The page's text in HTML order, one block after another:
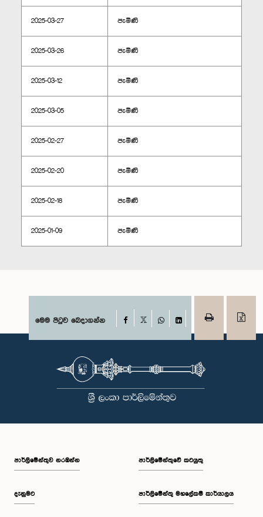
2025-03-27 පැමිණි
2025-03-26 පැමිණි
2025-03-12 පැමිණි
2025-03-05 පැමිණි
2025-02-27 පැමිණි
2025-02-20 පැමිණි
2025-02-18 පැමිණි
2025-01-09 පැමිණි
මෙම පිටුව බෙදාගන්න Facebook
WhatsAppLinkedIn
පාර්ලි‌මේන්තුව නරඹන්න
දැනුමට
පාර්ලිමේන්තුවේ කටයුතු
පාර්ලිමේන්තු මහලේකම් කාර්යාලය